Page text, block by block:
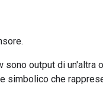
sono output di un'altra
simbolico che